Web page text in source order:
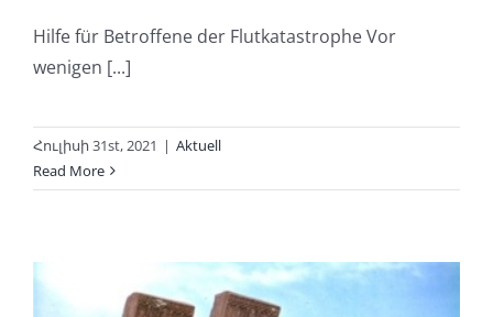
Hilfe für Betroffene der Flutkatastrophe Vor
wenigen [...]
Հուլիսի 31st, 2021 | Aktuell
Read More